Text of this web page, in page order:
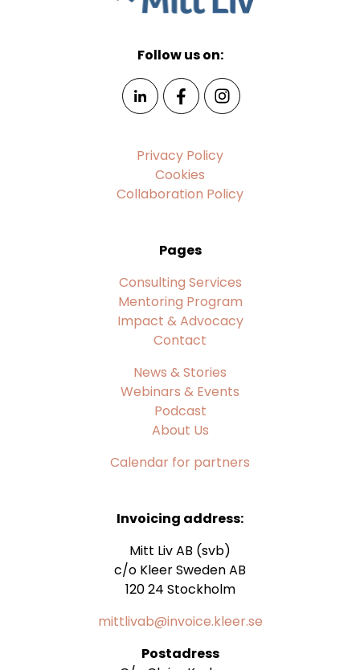
Follow us on:
Privacy Policy
Cookies
Collaboration Policy
Pages
Consulting Services
Mentoring Program
Impact & Advocacy
Contact
News & Stories
Webinars & Events
Podcast
About Us
Calendar for partners
Invoicing address:
Mitt Liv AB (svb)
c/o Kleer Sweden AB
120 24 Stockholm
mittlivab@invoice.kleer.se
Postadress